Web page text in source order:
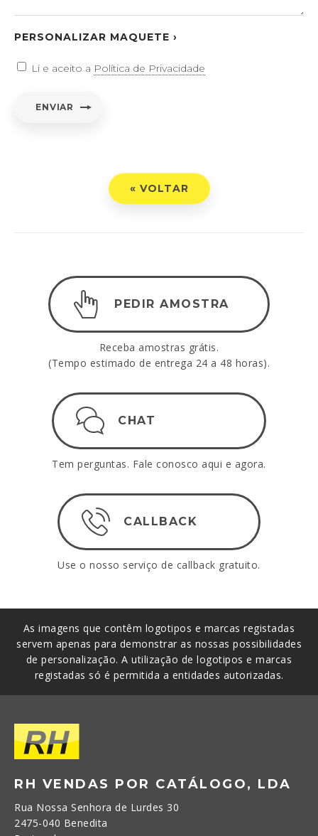
PERSONALIZAR MAQUETE ›
Li e aceito a Política de Privacidade
ENVIAR
« VOLTAR
PEDIR AMOSTRA
Receba amostras grátis.
(Tempo estimado de entrega 24 a 48 horas).
CHAT
Tem perguntas. Fale conosco aqui e agora.
CALLBACK
Use o nosso serviço de callback gratuito.
As imagens que contêm logotipos e marcas registadas
servem apenas para demonstrar as nossas possibilidades
de personalização. A utilização de logotipos e marcas
registadas só é permitida a entidades autorizadas.
RH VENDAS POR CATÁLOGO, LDA
Rua Nossa Senhora de Lurdes 30
2475-040 Benedita